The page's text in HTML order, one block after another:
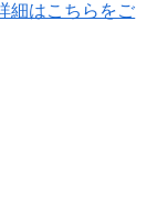
細はこちらをご